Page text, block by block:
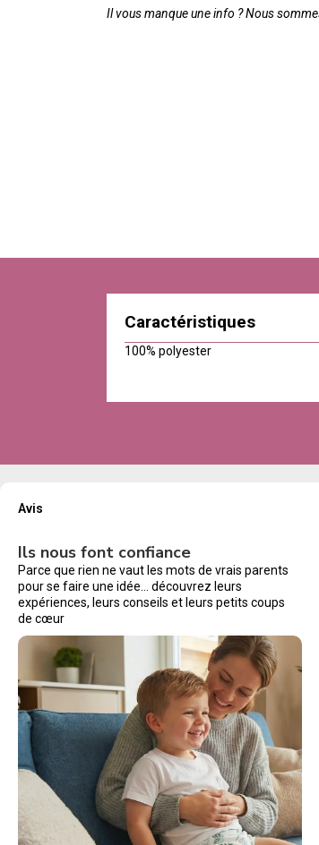
Il vous manque une info ? Nous
Caractéristiques
100% polyester
Avis
Ils nous font confiance
Parce que rien ne vaut les mots de vrais parents
pour se faire une idée… découvrez leurs
expériences, leurs conseils et leurs petits coups
de cœur